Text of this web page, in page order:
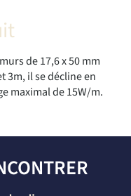
de 17,6 x 50 mm
3m, il se décline en
maximal de 15W/m.